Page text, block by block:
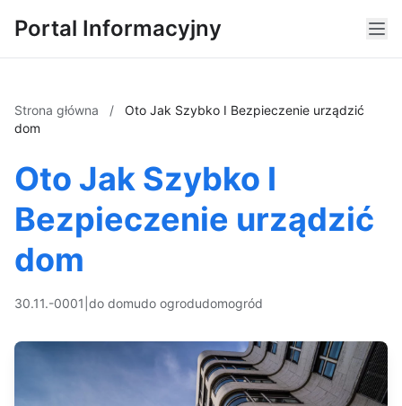
Portal Informacyjny
Strona główna /
Oto Jak Szybko I Bezpieczenie urządzić
dom
Oto Jak Szybko I
Bezpieczenie urządzić
dom
30.11.-0001 do domudo ogrodudomogród